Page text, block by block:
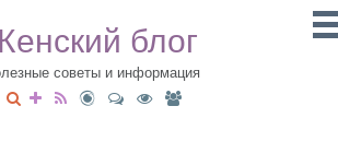
блог
советы и информация